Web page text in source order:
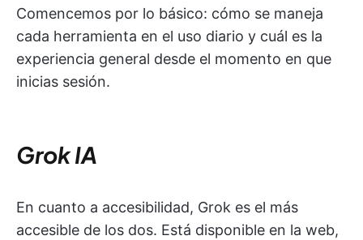
Comencemos por lo básico: cómo se maneja
cada herramienta en el uso diario y cuál es la
experiencia general desde el momento en que
inicias sesión.
Grok IA
En cuanto a accesibilidad, Grok es el más
accesible de los dos. Está disponible en la web,